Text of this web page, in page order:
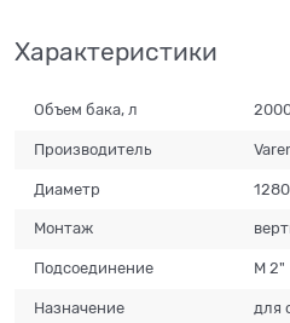
Характеристики
Объем бака, л
Производитель
Диаметр
Монтаж
Подсоединение М 2"
Назначение для